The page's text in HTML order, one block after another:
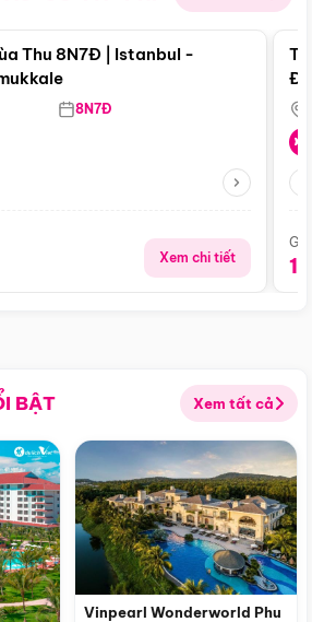
Điểm nổi bật
Thu 8N7Đ | Istanbul -
8N7Đ
Xem chi tiết
BẬT Xem tất cả
Vinpearl Wonderworld Phu